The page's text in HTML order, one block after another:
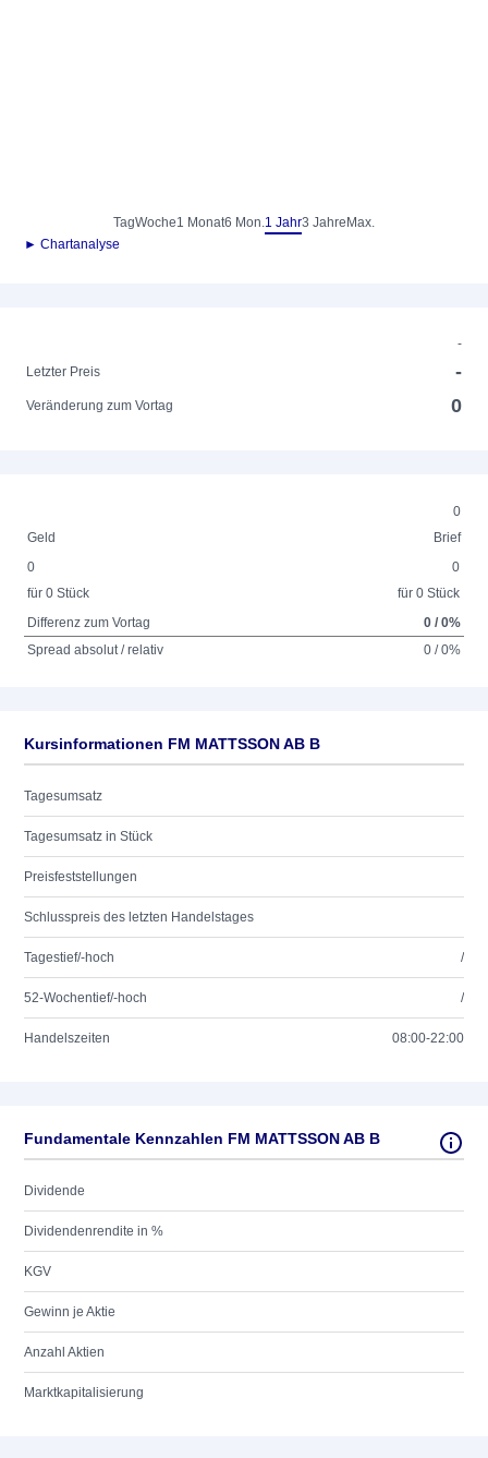
TagWoche1 Monat6 Mon.1 Jahr3 Jahre Max.
► Chartanalyse
-
Letzter Preis
-
Veränderung zum Vortag 0
0
Geld
Brief
0
für 0 Stück
0
für 0 Stück
Differenz zum Vortag
0 / 0%
Spread absolut / relativ
0 / 0%
Kursinformationen FM MATTSSON AB B
Tagesumsatz
Tagesumsatz in Stück
Preisfeststellungen
Schlusspreis des letzten Handelstages
Tagestief/-hoch /
52-Wochentief/-hoch /
Handelszeiten 08:00-22:00
Fundamentale Kennzahlen FM MATTSSON AB B
Dividende
Dividendenrendite in %
KGV
Gewinn je Aktie
Anzahl Aktien
Marktkapitalisierung